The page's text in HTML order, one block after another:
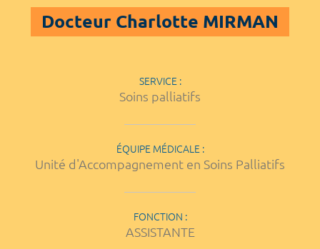
Docteur Charlotte MIRMAN
SERVICE :
Soins palliatifs
ÉQUIPE MÉDICALE :
Unité d'Accompagnement en Soins Palliatifs
FONCTION :
ASSISTANTE